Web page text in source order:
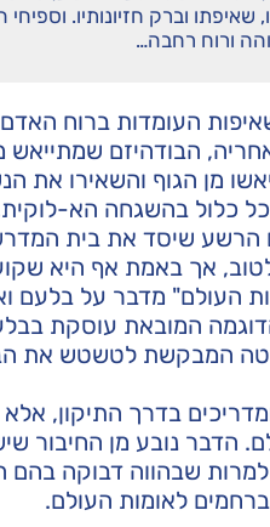
וברק חזיונותיו.
ורוח רחבה…
העומדות ברוח
הבודהיזם שמתייאש
מן הגוף והשאירו את
כלול בהשגחה הא-
שיסד את בית
אך באמת אף היא
העולם" מדבר על בלעם
המובאת עוסקת
המבקשת לטשטש את
בדרך התיקון,
הדבר נובע מן החיבור
למרות שבהווה דבוקה
לאומות העולם.